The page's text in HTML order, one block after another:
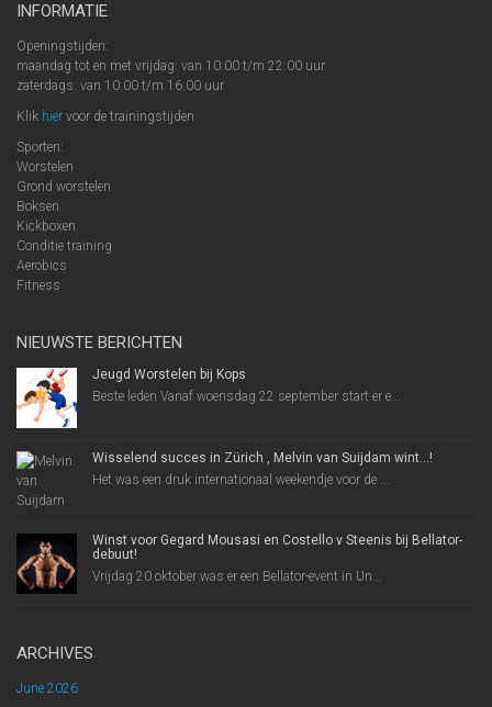
INFORMATIE
Openingstijden:
maandag tot en met vrijdag: van 10:00 t/m 22:00 uur
zaterdags: van 10:00 t/m 16:00 uur
Klik hier voor de trainingstijden
Sporten:
Worstelen
Grond worstelen
Boksen
Kickboxen
Conditie training
Aerobics
Fitness
NIEUWSTE BERICHTEN
Jeugd Worstelen bij Kops
Beste leden Vanaf woensdag 22 september start er e...
Wisselend succes in Zürich , Melvin van Suijdam wint…!
Het was een druk internationaal weekendje voor de ...
Winst voor Gegard Mousasi en Costello v Steenis bij Bellator-
debuut!
Vrijdag 20 oktober was er een Bellator-event in Un...
ARCHIVES
June 2026